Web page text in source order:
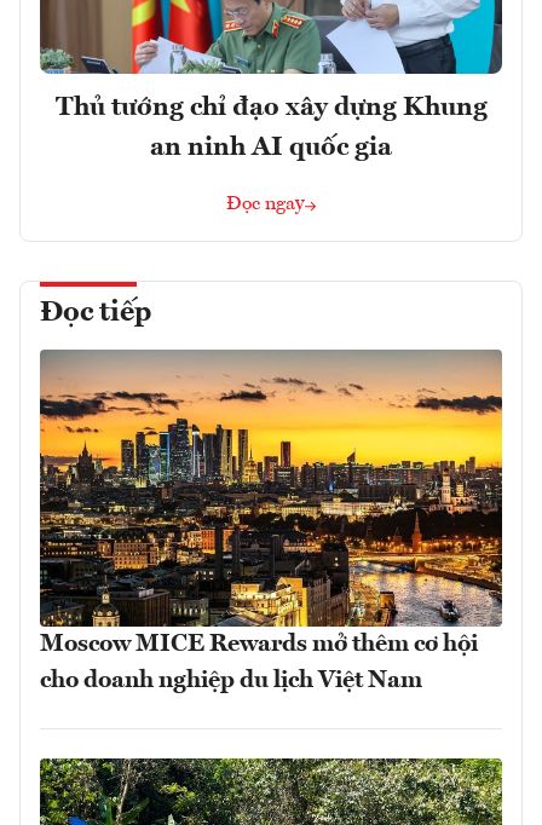
Thủ tướng chỉ đạo xây dựng Khung
an ninh AI quốc gia
Đọc ngay
Đọc tiếp
Moscow MICE Rewards mở thêm cơ hội
cho doanh nghiệp du lịch Việt Nam